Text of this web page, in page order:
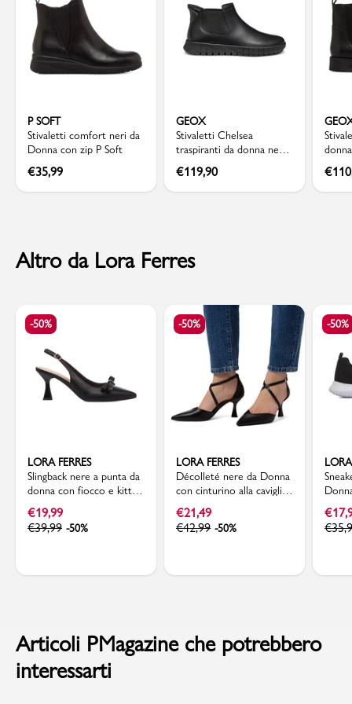
P SOFT
Stivaletti comfort neri da
Donna con zip P Soft
€35,99
GEOX
Stivaletti Chelsea
traspiranti da donna neri
Geox con design slip-on
€119,90 €
Altro da Lora Ferres
-50%
LORA FERRES
Slingback nere a punta da
donna con fiocco e kitten
heels 7,5 cm Lora Ferres
€19,99
€39,99 -50%
-50%
LORA FERRES
Décolleté nere da Donna
con cinturino alla caviglia
e tacco a rocchetto Lora
Ferres
€21,49
€42,99 -50%
-50%
€
€
Articoli PMagazine che potrebbero
interessarti